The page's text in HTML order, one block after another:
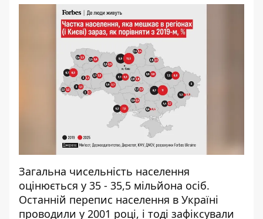
Загальна чисельність населення
оцінюється у 35 - 35,5 мільйона осіб.
Останній перепис населення в Україні
проводили у 2001 році, і тоді зафіксували